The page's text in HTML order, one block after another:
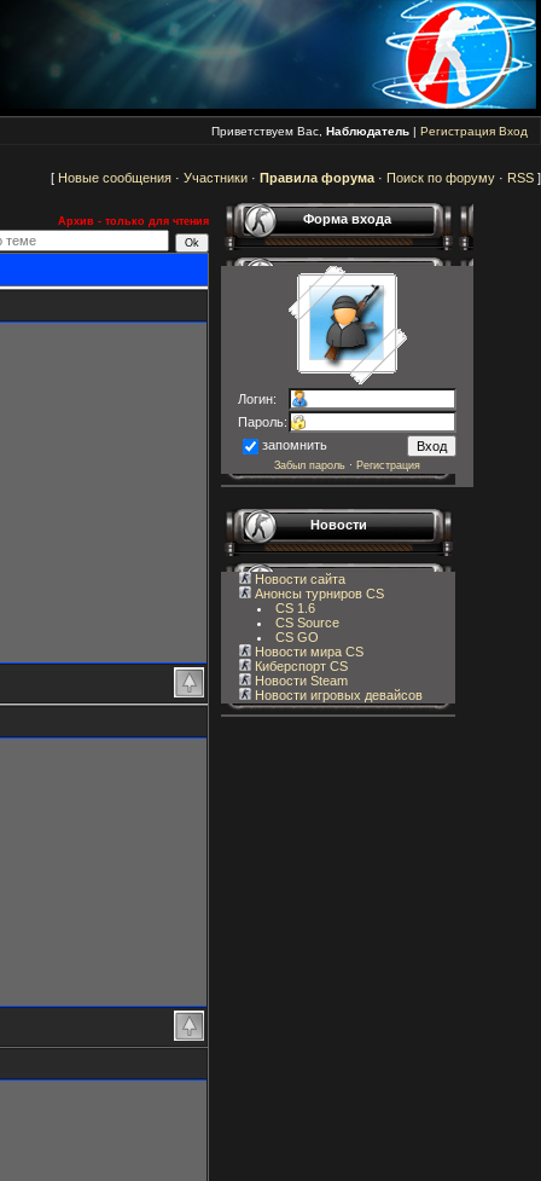
Приветствуем Вас, Наблюдатель | Регистрация Вход
[ Новые сообщения · Участники · Правила форума · Поиск по форуму · RSS ]
Архив - только для чтения
Форма входа
Логин:
Пароль:
запомнить
Забыл пароль · Регистрация
Новости
Новости сайта
Анонсы турниров CS
CS 1.6
CS Source
CS GO
Новости мира CS
Киберспорт CS
Новости Steam
Новости игровых девайсов